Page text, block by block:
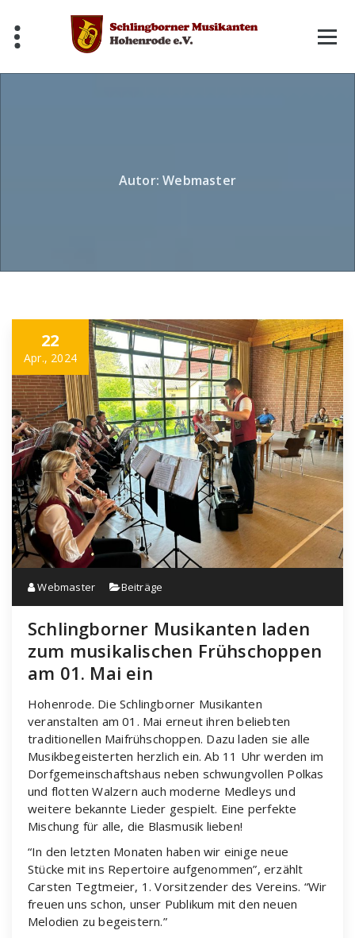
content
Autor: Webmaster
22
Apr., 2024
Webmaster Beiträge
Schlingborner Musikanten laden
zum musikalischen Frühschoppen
am 01. Mai ein
Hohenrode. Die Schlingborner Musikanten
veranstalten am 01. Mai erneut ihren beliebten
traditionellen Maifrühschoppen. Dazu laden sie alle
Musikbegeisterten herzlich ein. Ab 11 Uhr werden im
Dorfgemeinschaftshaus neben schwungvollen Polkas
und flotten Walzern auch moderne Medleys und
weitere bekannte Lieder gespielt. Eine perfekte
Mischung für alle, die Blasmusik lieben!
“In den letzten Monaten haben wir einige neue
Stücke mit ins Repertoire aufgenommen”, erzählt
Carsten Tegtmeier, 1. Vorsitzender des Vereins. “Wir
freuen uns schon, unser Publikum mit den neuen
Melodien zu begeistern.”